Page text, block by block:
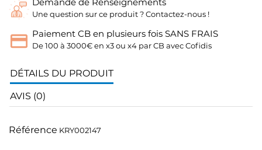
Une question sur ce produit ? Contactez-nous !
Paiement CB en plusieurs fois SANS FRAIS
De 100 à 3000€ en x3 ou x4 par CB avec Cofidis
DÉTAILS DU PRODUIT
AVIS (0)
Référence KRY002147